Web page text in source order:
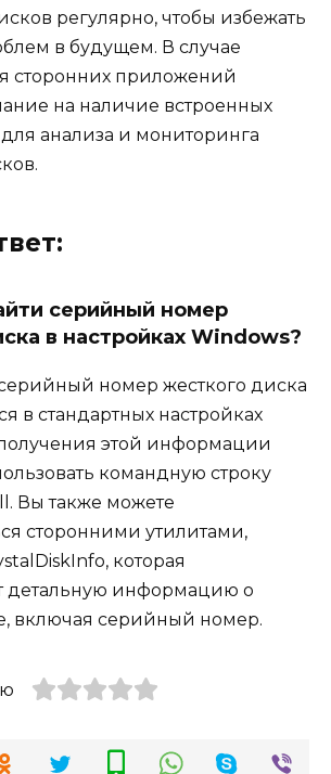
регулярно, чтобы избежать
в будущем. В случае
сторонних приложений
на наличие встроенных
анализа и мониторинга
серийный номер
в настройках Windows?
номер жесткого диска
в стандартных настройках
этой информации
командную строку
Вы также можете
сторонними утилитами,
которая
детальную информацию о
включая серийный номер.